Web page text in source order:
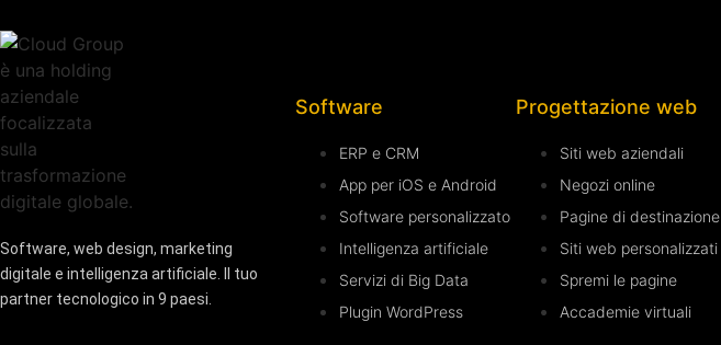
Software, web design, marketing
digitale e intelligenza artificiale. Il tuo
partner tecnologico in 9 paesi.
Software
ERP e CRM
App per iOS e Android
Software personalizzato
Intelligenza artificiale
Servizi di Big Data
Plugin WordPress
Progettazione web
Siti web aziendali
Negozi online
Pagine di destinazione
Siti web personalizzati
Spremi le pagine
Accademie virtuali